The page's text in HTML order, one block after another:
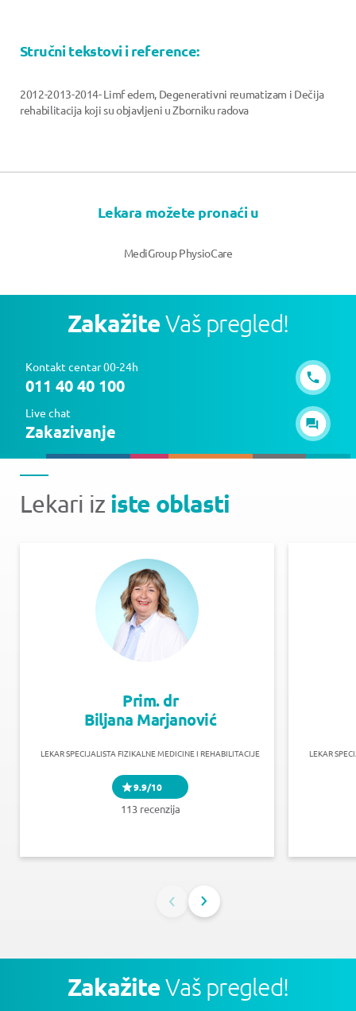
Stručni tekstovi i reference:
2012-2013-2014- Limf edem, Degenerativni reumatizam i Dečija
rehabilitacija koji su objavljeni u Zborniku radova
Lekara možete pronaći u
MediGroup PhysioCare
ZakažiteVaš pregled!
Kontakt centar 00-24h
011 40 40 100
Live chat
Zakazivanje
Lekari iz iste oblasti
Prim. dr
Biljana Marjanović
LEKAR SPECIJALISTA FIZIKALNE MEDICINE I REHABILITACIJE
9.9/10
113 recenzija
LEKAR
ZakažiteVaš pregled!